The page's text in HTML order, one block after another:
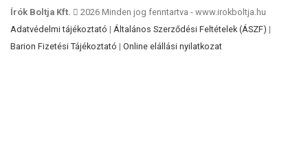
Írók Boltja Kft.
2026 Minden jog fenntartva - www.irokboltja.hu
Adatvédelmi tájékoztató | Általános Szerződési Feltételek (ÁSZF) |
Barion Fizetési Tájékoztató | Online elállási nyilatkozat